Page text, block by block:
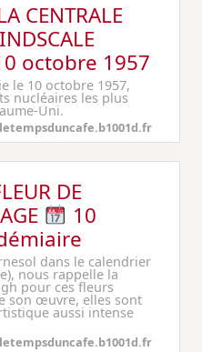
CENTRALE
octobre 1957
le 10 octobre 1957,
nucléaires les plus
Uni.
letempsduncafe.b1001d.fr
DE
10
dans le calendrier
nous rappelle la
pour ces fleurs
son œuvre, elles sont
aussi intense
letempsduncafe.b1001d.fr